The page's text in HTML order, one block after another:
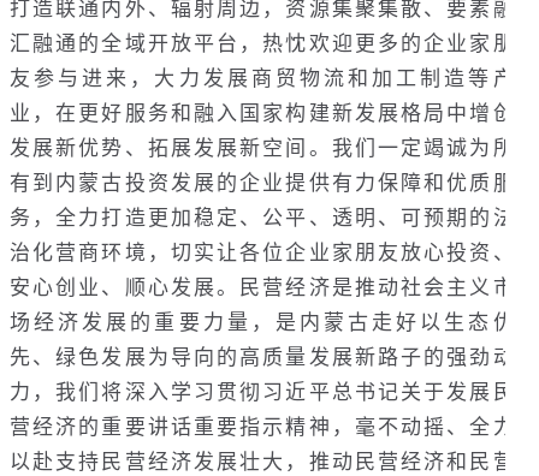
打造联通内外、辐射周边，资源集聚集散、要素融
汇融通的全域开放平台，热忱欢迎更多的企业家朋
友参与进来，大力发展商贸物流和加工制造等产
业，在更好服务和融入国家构建新发展格局中增创
发展新优势、拓展发展新空间。我们一定竭诚为所
有到内蒙古投资发展的企业提供有力保障和优质服
务，全力打造更加稳定、公平、透明、可预期的法
治化营商环境，切实让各位企业家朋友放心投资、
安心创业、顺心发展。民营经济是推动社会主义市
场经济发展的重要力量，是内蒙古走好以生态优
先、绿色发展为导向的高质量发展新路子的强劲动
力，我们将深入学习贯彻习近平总书记关于发展民
营经济的重要讲话重要指示精神，毫不动摇、全力
以赴支持民营经济发展壮大，推动民营经济和民营